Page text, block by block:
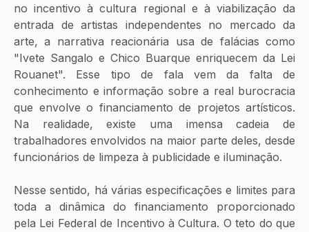
no incentivo à cultura regional e à viabilização da
entrada de artistas independentes no mercado da
arte, a narrativa reacionária usa de falácias como
"Ivete Sangalo e Chico Buarque enriquecem da Lei
Rouanet". Esse tipo de fala vem da falta de
conhecimento e informação sobre a real burocracia
que envolve o financiamento de projetos artísticos.
Na realidade, existe uma imensa cadeia de
trabalhadores envolvidos na maior parte deles, desde
funcionários de limpeza à publicidade e iluminação.
Nesse sentido, há várias especificações e limites para
toda a dinâmica do financiamento proporcionado
pela Lei Federal de Incentivo à Cultura. O teto do que